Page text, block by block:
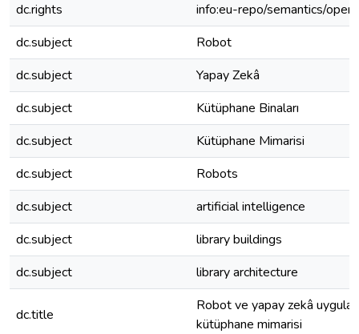
dc.rights
info:eu-repo/semantics/
dc.subject
Robot
dc.subject
Yapay Zekâ
dc.subject
Kütüphane Binaları
dc.subject
Kütüphane Mimarisi
dc.subject
Robots
dc.subject
artificial intelligence
dc.subject
library buildings
dc.subject
library architecture
dc.title
Robot ve yapay zekâ
kütüphane mimarisi